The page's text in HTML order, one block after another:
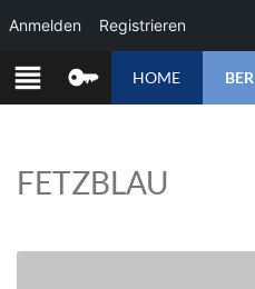
ZUM
INHALT
HOME BER
FETZBLAU
Anmelden Registrieren